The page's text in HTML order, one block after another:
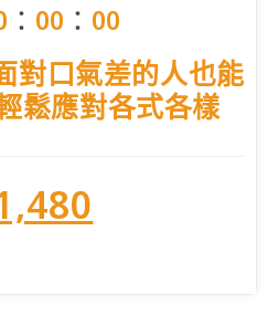
： 00 ： 00
對口氣差的人也能
鬆應對各式各樣